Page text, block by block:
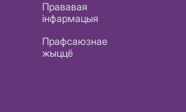
Прававая
інфармацыя
Прафсаюзнае
жыццё